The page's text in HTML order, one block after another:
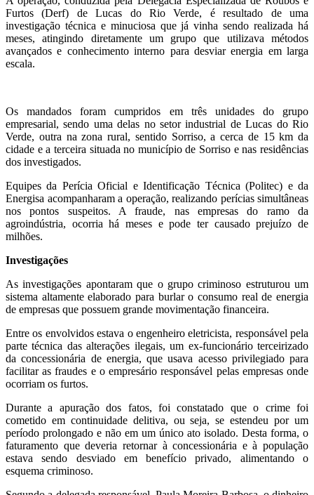
Furtos (Derf) de Lucas do Rio Verde, é resultado de uma
investigação técnica e minuciosa que já vinha sendo realizada há
meses, atingindo diretamente um grupo que utilizava métodos
avançados e conhecimento interno para desviar energia em larga
escala.
Os mandados foram cumpridos em três unidades do grupo
empresarial, sendo uma delas no setor industrial de Lucas do Rio
Verde, outra na zona rural, sentido Sorriso, a cerca de 15 km da
cidade e a terceira situada no município de Sorriso e nas residências
dos investigados.
Equipes da Perícia Oficial e Identificação Técnica (Politec) e da
Energisa acompanharam a operação, realizando perícias simultâneas
nos pontos suspeitos. A fraude, nas empresas do ramo da
agroindústria, ocorria há meses e pode ter causado prejuízo de
milhões.
Investigações
As investigações apontaram que o grupo criminoso estruturou um
sistema altamente elaborado para burlar o consumo real de energia
de empresas que possuem grande movimentação financeira.
Entre os envolvidos estava o engenheiro eletricista, responsável pela
parte técnica das alterações ilegais, um ex-funcionário terceirizado
da concessionária de energia, que usava acesso privilegiado para
facilitar as fraudes e o empresário responsável pelas empresas onde
ocorriam os furtos.
Durante a apuração dos fatos, foi constatado que o crime foi
cometido em continuidade delitiva, ou seja, se estendeu por um
período prolongado e não em um único ato isolado. Desta forma, o
faturamento que deveria retornar à concessionária e à população
estava sendo desviado em benefício privado, alimentando o
esquema criminoso.